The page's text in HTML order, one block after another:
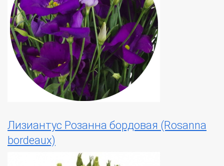
Лизиантус Розанна бордовая (Rosanna
bordeaux)